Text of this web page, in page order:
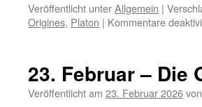
Veröffentlicht unterAllgemein |
Origines, Platon | Kommentare
23. Februar – Die
Veröffentlicht am 23. Februar 2026von